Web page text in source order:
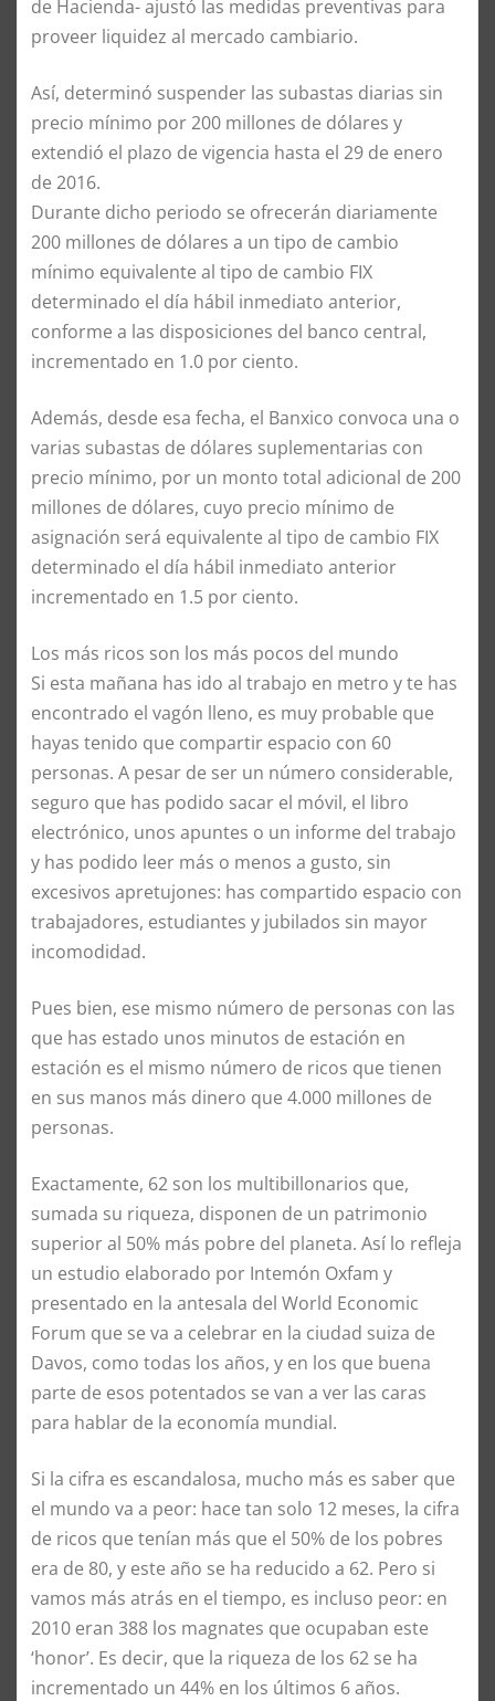
de Hacienda- ajustó las medidas preventivas para
proveer liquidez al mercado cambiario.
Así, determinó suspender las subastas diarias sin
precio mínimo por 200 millones de dólares y
extendió el plazo de vigencia hasta el 29 de enero
de 2016.
Durante dicho periodo se ofrecerán diariamente
200 millones de dólares a un tipo de cambio
mínimo equivalente al tipo de cambio FIX
determinado el día hábil inmediato anterior,
conforme a las disposiciones del banco central,
incrementado en 1.0 por ciento.
Además, desde esa fecha, el Banxico convoca una o
varias subastas de dólares suplementarias con
precio mínimo, por un monto total adicional de 200
millones de dólares, cuyo precio mínimo de
asignación será equivalente al tipo de cambio FIX
determinado el día hábil inmediato anterior
incrementado en 1.5 por ciento.
Los más ricos son los más pocos del mundo
Si esta mañana has ido al trabajo en metro y te has
encontrado el vagón lleno, es muy probable que
hayas tenido que compartir espacio con 60
personas. A pesar de ser un número considerable,
seguro que has podido sacar el móvil, el libro
electrónico, unos apuntes o un informe del trabajo
y has podido leer más o menos a gusto, sin
excesivos apretujones: has compartido espacio con
trabajadores, estudiantes y jubilados sin mayor
incomodidad.
Pues bien, ese mismo número de personas con las
que has estado unos minutos de estación en
estación es el mismo número de ricos que tienen
en sus manos más dinero que 4.000 millones de
personas.
Exactamente, 62 son los multibillonarios que,
sumada su riqueza, disponen de un patrimonio
superior al 50% más pobre del planeta. Así lo refleja
un estudio elaborado por Intemón Oxfam y
presentado en la antesala del World Economic
Forum que se va a celebrar en la ciudad suiza de
Davos, como todas los años, y en los que buena
parte de esos potentados se van a ver las caras
para hablar de la economía mundial.
Si la cifra es escandalosa, mucho más es saber que
el mundo va a peor: hace tan solo 12 meses, la cifra
de ricos que tenían más que el 50% de los pobres
era de 80, y este año se ha reducido a 62. Pero si
vamos más atrás en el tiempo, es incluso peor: en
2010 eran 388 los magnates que ocupaban este
‘honor’. Es decir, que la riqueza de los 62 se ha
incrementado un 44% en los últimos 6 años.